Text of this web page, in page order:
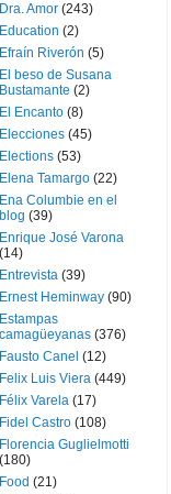
Dra. Amor (243)
Education (2)
Efraín Riverón (5)
El beso de Susana
Bustamante (2)
El Encanto (8)
Elecciones (45)
Elections (53)
Elena Tamargo (22)
Ena Columbie en el
blog (39)
Enrique José Varona
(14)
Entrevista (39)
Ernest Heminway (90)
Estampas
camagüeyanas (376)
Fausto Canel (12)
Felix Luis Viera (449)
Félix Varela (17)
Fidel Castro (108)
Florencia Guglielmotti
(180)
Food (21)